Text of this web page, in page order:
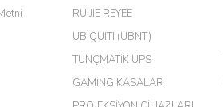
RUIJIE REYEE
UBIQUITI (UBNT)
TUNÇMATİK UPS
GAMİNG KASALAR